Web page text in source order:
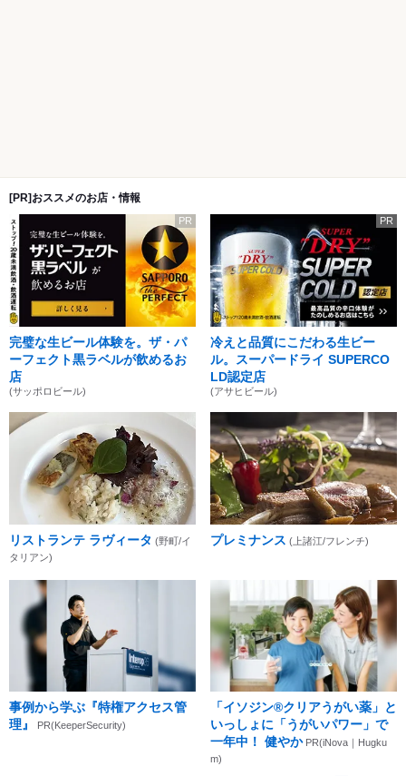
[PR]おススメのお店・情報
PR
完璧な生ビール体験を。ザ・パ
ーフェクト黒ラベルが飲めるお
店
(サッポロビール)
PR
冷えと品質にこだわる生ビー
ル。スーパードライ SUPERCO
LD認定店
(アサヒビール)
リストランテ ラヴィータ (野町/イ
タリアン)
プレミナンス (上諸江/フレンチ)
事例から学ぶ『特権アクセス管
理』
PR(KeeperSecurity)
「イソジン®クリアうがい薬」と
いっしょに「うがいパワー」で
一年中！ 健やか PR(iNova｜Hugku
m)